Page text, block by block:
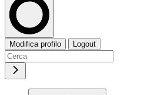
Modifica profilo Logout